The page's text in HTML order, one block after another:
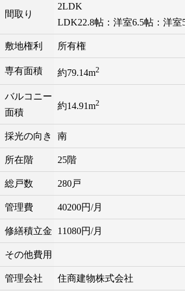
間取り
2LDK
LDK22.8帖：洋室6.5帖：洋室
敷地権利 所有権
専有面積 約79.14m2
バルコニー
面積
約14.91m2
採光の向き 南
所在階 25階
総戸数 280戸
管理費 40200円/月
修繕積立金 11080円/月
その他費用
管理会社 住商建物株式会社